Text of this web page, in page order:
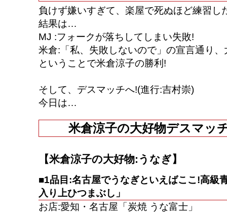
負けず嫌いすぎて、楽屋で死ぬほど練習し
結果は…
MJ :フォークが落ちしてしまい失敗!
米倉:「私、失敗しないので」の宣言通り、
ということで米倉涼子の勝利!
そして、デスマッチへ!(進行:吉村崇)
今日は…
米倉涼子の大好物デスマッ
【米倉涼子の大好物:うなぎ】
■1品目:名古屋でうなぎといえばここ!高級
入り上ひつまぶし」
お店:愛知・名古屋「炭焼 うな富士」